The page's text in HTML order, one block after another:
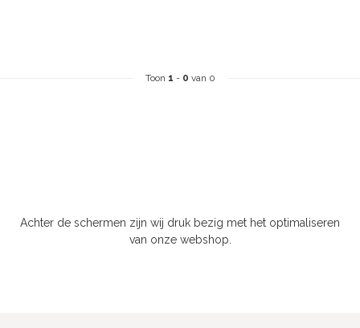
Toon 1 - 0 van 0
Achter de schermen zijn wij druk bezig met het optimaliseren
van onze webshop.